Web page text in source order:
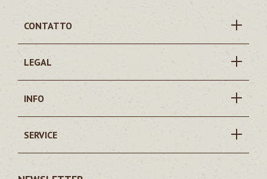
CONTATTO
LEGAL
INFO
SERVICE